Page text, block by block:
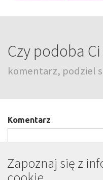
Czy podoba
komentarz, podziel
Komentarz
Podpis
Zapoznaj się z